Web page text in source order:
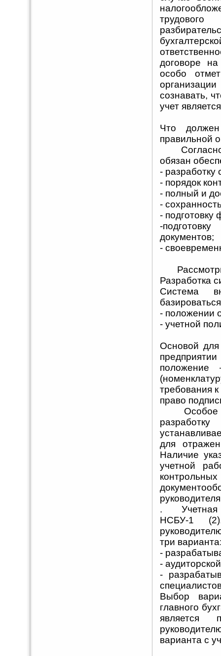
договоре
особо
сознавать,
учет
Что должен
правильной
Согласно
обязан
- разработку
- порядок
- полный и
-
- подготовку
-
документов;
-
Разработка
Система
- положении
- учетной
Основой
требования
право
Особое
для
Наличие
учетной
. Учетная
НСБУ-1
три
-
-
-
Выбор
главного
является
варианта с